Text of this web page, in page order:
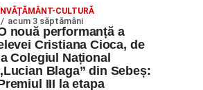
ÎNVĂȚĂMÂNT-CULTURĂ
acum 3 săptămâni
nouă performanță a
Cristiana Cioca, de
la Colegiul Național
Blaga” din Sebeș:
III la etapa